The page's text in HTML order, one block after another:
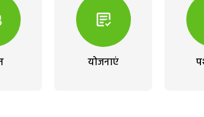
योजनाएं